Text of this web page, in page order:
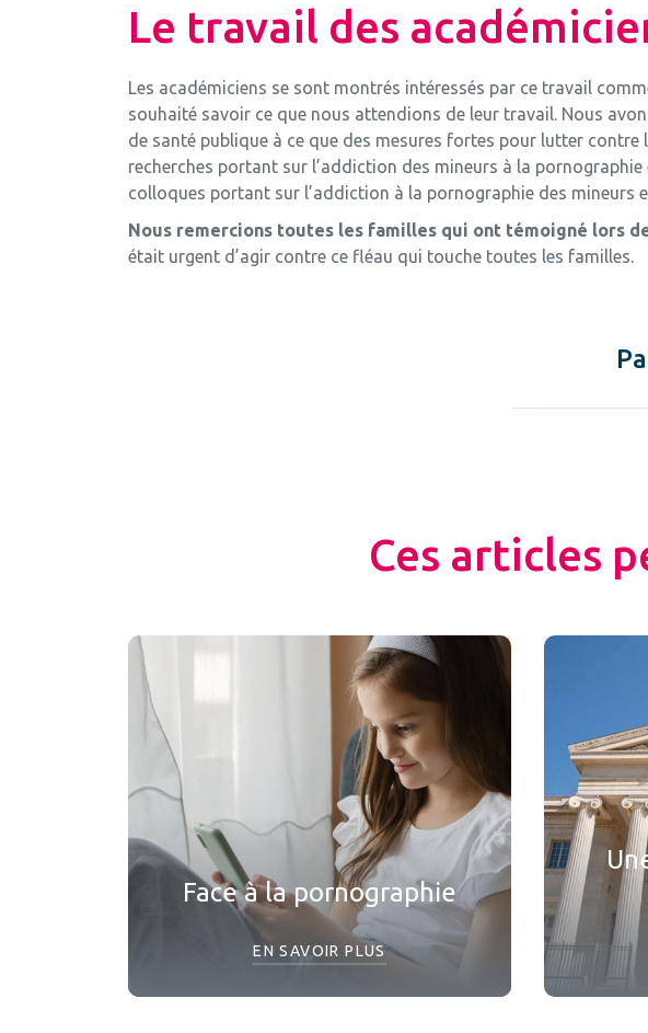
Le travail des
Les académiciens se sont montrés intéressés par ce travail
souhaité savoir ce que nous attendions de leur travail. Nous
de santé publique à ce que des mesures fortes pour lutter
recherches portant sur l’addiction des mineurs à la
colloques portant sur l’addiction à la pornographie des mineurs
Nous remercions toutes les familles qui ont témoigné lors
était urgent d’agir contre ce fléau qui touche toutes les familles.
Ces articles
Face à la pornographie
EN SAVOIR PLUS